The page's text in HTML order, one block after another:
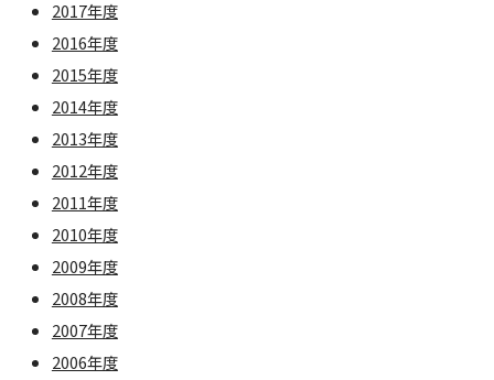
2017年度
2016年度
2015年度
2014年度
2013年度
2012年度
2011年度
2010年度
2009年度
2008年度
2007年度
2006年度